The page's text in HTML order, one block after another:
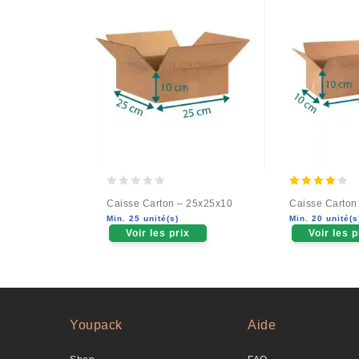
out
of
5
Caisse Carton – 25x25x10
Min. 25 unité(s)
Voir les prix
out of 5
Caisse
Min. 20
Voir les
Youpack Aide